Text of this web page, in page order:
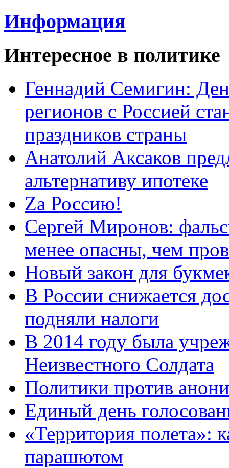
Информация
Интересное в политике
Геннадий Семигин:
регионов с Россией
праздников страны
Анатолий Аксаков
альтернативу ипотеке
Zа Россию!
Сергей Миронов:
менее опасны, чем
Новый закон для
В России снижается
подняли налоги
В 2014 году была
Неизвестного Солдата
Политики против
Единый день
«Территория полета»:
парашютом